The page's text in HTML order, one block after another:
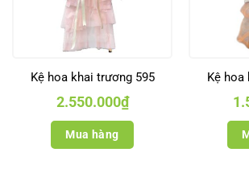
Kệ hoa khai trương 595
2.550.000₫
Mua hàng
Kệ hoa